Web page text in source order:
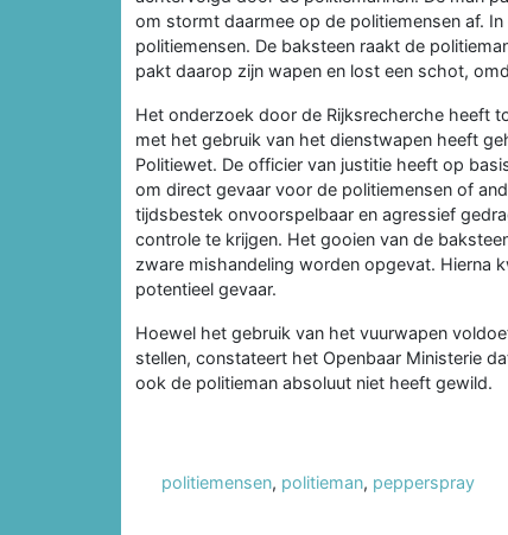
om stormt daarmee op de politiemensen af.
politiemensen. De baksteen raakt de
pakt daarop zijn wapen en lost een schot,
Het onderzoek door de Rijksrecherche heeft
met het gebruik van het dienstwapen heeft
Politiewet. De officier van justitie heeft op
om direct gevaar voor de politiemensen of
tijdsbestek onvoorspelbaar en agressief
controle te krijgen. Het gooien van de
zware mishandeling worden opgevat. Hierna
potentieel gevaar.
Hoewel het gebruik van het vuurwapen
stellen, constateert het Openbaar Ministerie
ook de politieman absoluut niet heeft gewild.
politiemensen, politieman, pepperspray